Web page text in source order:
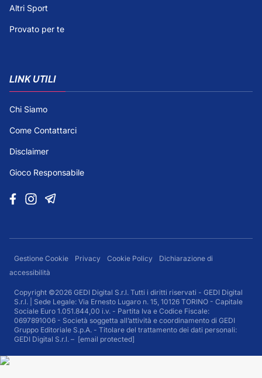
Altri Sport
Provato per te
LINK UTILI
Chi Siamo
Come Contattarci
Disclaimer
Gioco Responsabile
Gestione Cookie Privacy Cookie Policy
Dichiarazione di
accessibilità
Copyright ©2026 GEDI Digital S.r.l. Tutti i diritti riservati - GEDI Digital
S.r.l. | Sede Legale: Via Ernesto Lugaro n. 15, 10126 TORINO - Capitale
Sociale Euro 1.051.844,00 i.v. - Partita Iva e Codice Fiscale:
0697891006 - Società soggetta all’attività e coordinamento di GEDI
Gruppo Editoriale S.p.A. - Titolare del trattamento dei dati personali:
GEDI Digital S.r.l. – [email protected]